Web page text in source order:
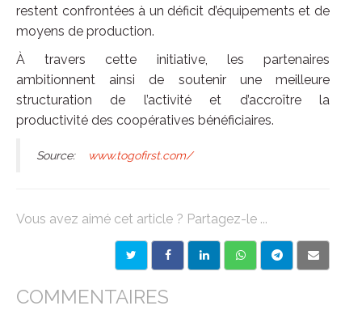
restent confrontées à un déficit d’équipements et de
moyens de production.
À travers cette initiative, les partenaires
ambitionnent ainsi de soutenir une meilleure
structuration de l’activité et d’accroître la
productivité des coopératives bénéficiaires.
Source: www.togofirst.com/
Vous avez aimé cet article ? Partagez-le ...
COMMENTAIRES